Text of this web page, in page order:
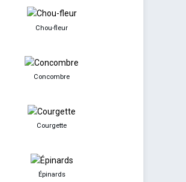
Chou-fleur
Concombre
Courgette
Épinards